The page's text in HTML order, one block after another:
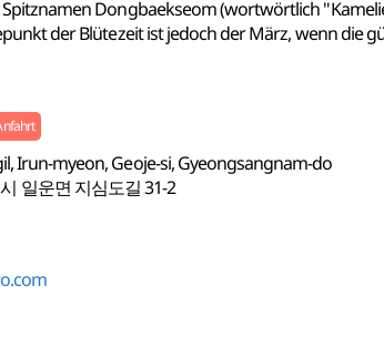
Dongbaekseom (wortwörtlich
der Blütezeit ist jedoch der März, wenn die
Irun-myeon, Geoje-si, Gyeongsangnam-do
일운면 지심도길 31-2